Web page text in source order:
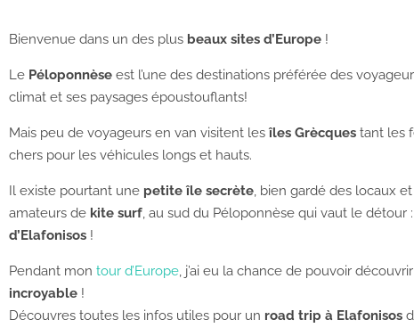
Bienvenue dans un des plus beaux sites d’Europe !
Le Péloponnèse est l’une des destinations préférée des
climat et ses paysages époustouflants!
Mais peu de voyageurs en van visitent les îles Grècques tant les
chers pour les véhicules longs et hauts.
Il existe pourtant une petite île secrète, bien gardé des locaux
amateurs de kite surf, au sud du Péloponnèse qui vaut le détour :
d’Elafonisos !
Pendant mon tour d’Europe, j’ai eu la chance de pouvoir
incroyable !
Découvres toutes les infos utiles pour un road trip à Elafonisos